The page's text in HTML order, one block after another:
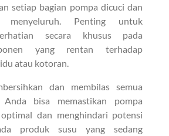
setiap bagian pompa dicuci dan
menyeluruh. Penting untuk
secara khusus pada
yang rentan terhadap
atau kotoran.
dan membilas semua
Anda bisa memastikan pompa
dan menghindari potensi
produk susu yang sedang